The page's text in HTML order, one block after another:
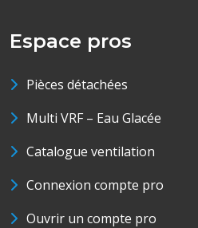
Espace pros
Pièces détachées
Multi VRF – Eau Glacée
Catalogue ventilation
Connexion compte pro
Ouvrir un compte pro